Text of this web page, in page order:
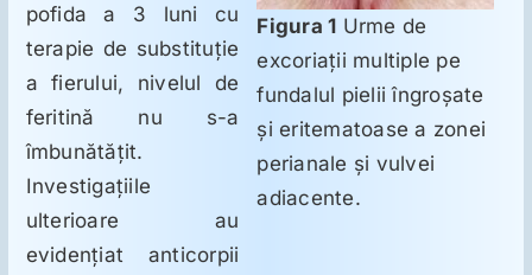
Figura 1 Urme de
excoriaţii multiple pe
fundalul pielii îngroşate
şi eritematoase a zonei
perianale şi vulvei
adiacente.
pofida a 3 luni cu
terapie de substituţie
a fierului, nivelul de
feritină nu s-a
îmbunătăţit.
Investigaţiile
ulterioare au
evidenţiat anticorpii